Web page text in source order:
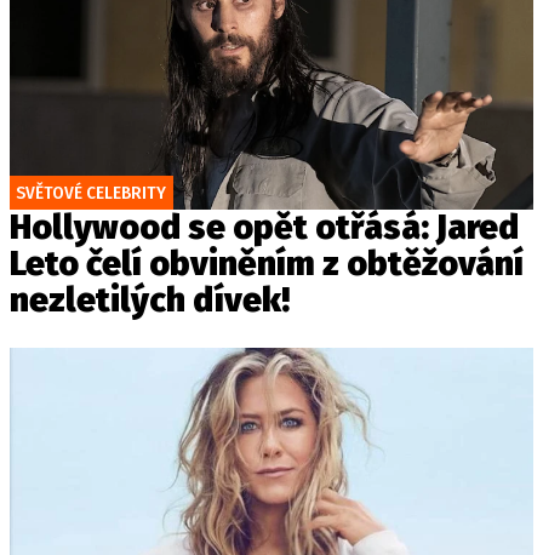
SVĚTOVÉ CELEBRITY
Hollywood se opět otřásá: Jared
Leto čelí obviněním z obtěžování
nezletilých dívek!